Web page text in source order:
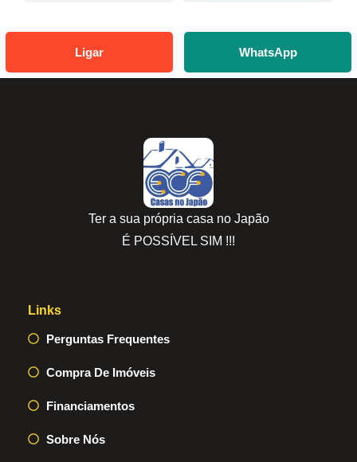
Ligar WhatsApp
Ter a sua própria casa no Japão
É POSSÍVEL SIM !!!
Links
Perguntas Frequentes
Compra De Imóveis
Financiamentos
Sobre Nós